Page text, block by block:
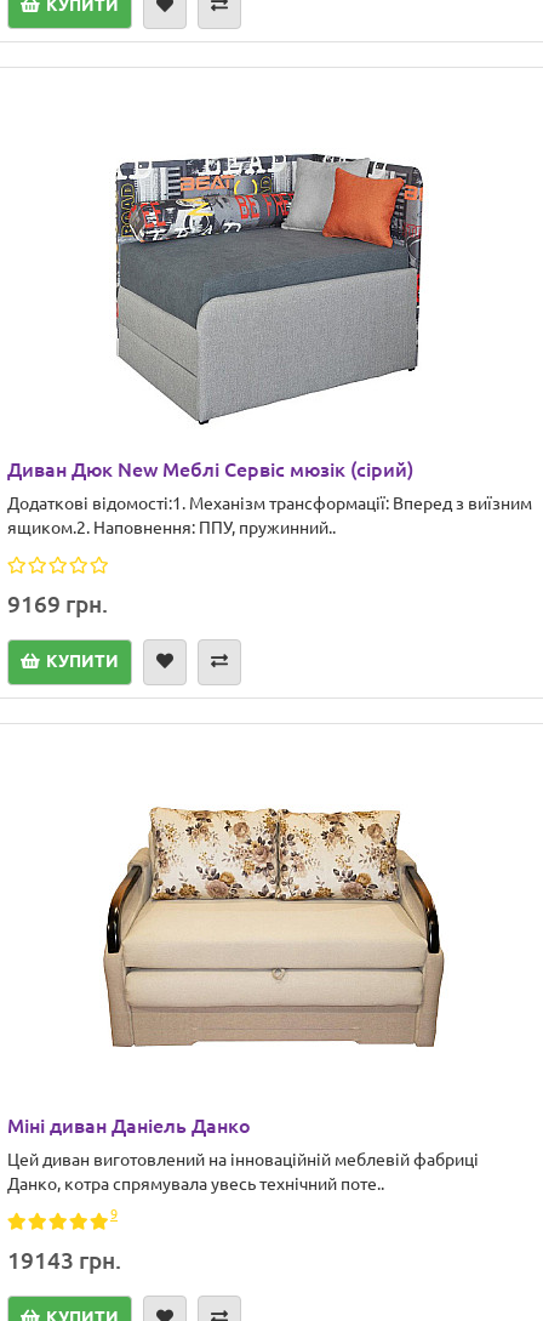
КУПИТИ
Диван Дюк New Меблі Сервіс мюзік (сірий)
Додаткові відомості:1. Механізм трансформації: Вперед з виїзним
ящиком.2. Наповнення: ППУ, пружинний..
9169 грн.
КУПИТИ
Міні диван Даніель Данко
Цей диван виготовлений на інноваційній меблевій фабриці
Данко, котра спрямувала увесь технічний поте..
9
19143 грн.
КУПИТИ